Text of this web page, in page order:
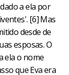
a ela por
[6] Mas
desde de
esposas. O
ela o nome
que Eva era